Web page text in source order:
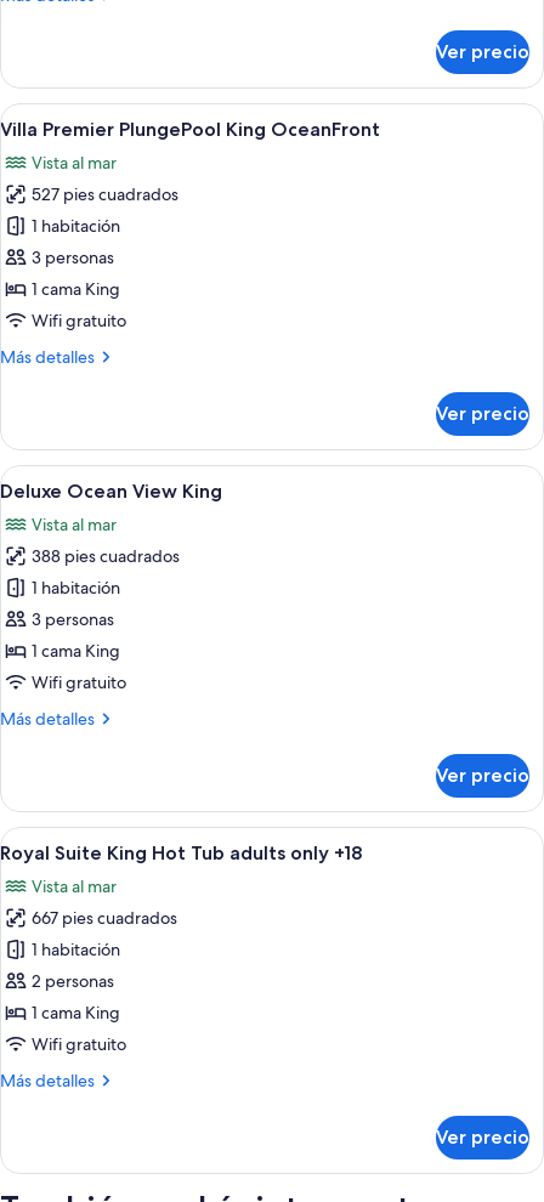
Villa
Master
Suite
Front
Ver precio
Abrir
todas
las
fotos
de
Villa
Premier
PlungePool
OceanFront
Una habitación de hotel con una
8
Villa Premier PlungePool King OceanFront
Vista al mar
527 pies cuadrados
1 habitación
3 personas
1 cama King
Wifi gratuito
Más detalles
Más
Premier
PlungePool
King
Ver precio
Abrir
todas
las
fotos
de
Deluxe
Ocean
View
Habitación de hotel con balcón,
8
Deluxe Ocean View King
Vista al mar
388 pies cuadrados
1 habitación
3 personas
1 cama King
Wifi gratuito
Más detalles
Más
Ocean
View
King
Ver precio
Abrir
todas
las
fotos
de
Royal
Suite
King
Tub
+18
Habitación de hotel con una cama
5
Royal Suite King Hot Tub adults only +18
Vista al mar
667 pies cuadrados
1 habitación
2 personas
1 cama King
Wifi gratuito
Más detalles
Más
Suite
Ver precio